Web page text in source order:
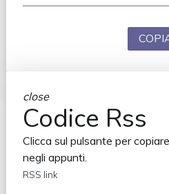
close
Codice Rss
Clicca sul pulsante per
negli appunti.
RSS link